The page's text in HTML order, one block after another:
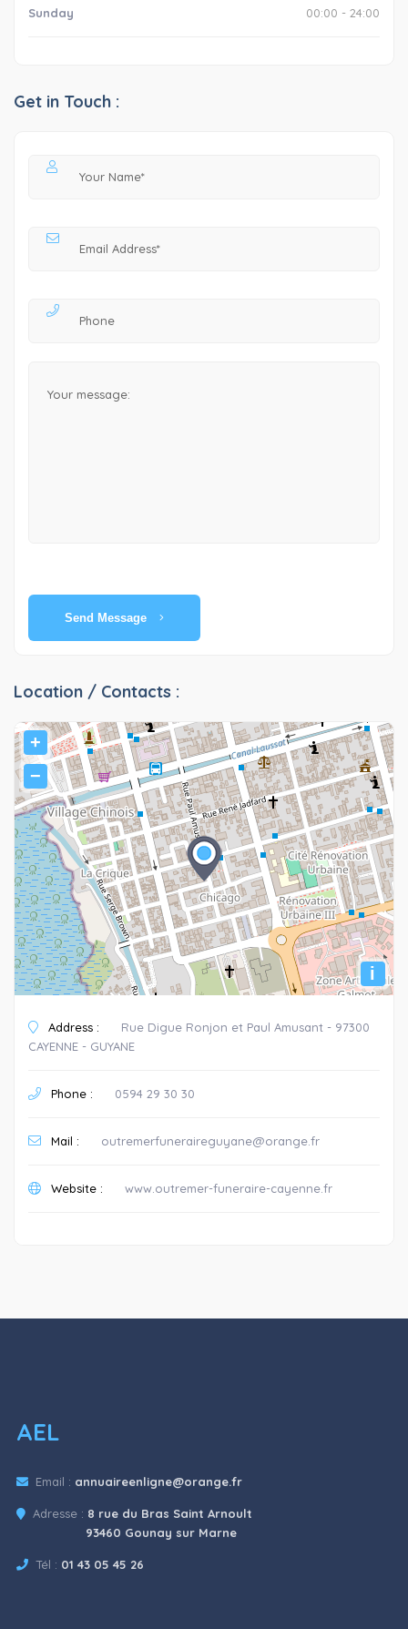
Sunday 00:00 - 24:00
Get in Touch :
Send Message
Location / Contacts :
+
−
i
Address :
Rue Digue Ronjon et Paul Amusant - 97300
CAYENNE - GUYANE
Phone : 0594 29 30 30
Mail : outremerfuneraireguyane@orange.fr
Website : www.outremer-funeraire-cayenne.fr
AEL
Email : annuaireenligne@orange.fr
Adresse : 8 rue du Bras Saint Arnoult
93460 Gounay sur Marne
Tél : 01 43 05 45 26